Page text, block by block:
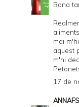
Bona
mai
aquest
m'hi
17 de
ANNAFS